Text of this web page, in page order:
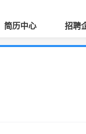
简历中心 招聘